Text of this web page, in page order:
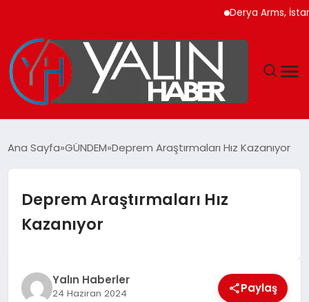
Derya Arms,
SPOR
DÜNYA
YAŞAM
Ana Sayfa GÜNDEM Deprem Araştırmaları Hız Kazanıyor
Deprem Araştırmaları Hız
Kazanıyor
Yalın Haberler
24 Haziran 2024 Paylaş